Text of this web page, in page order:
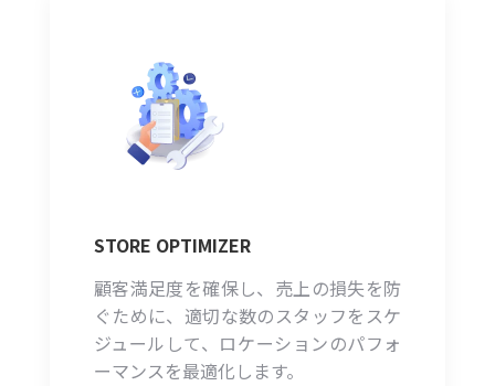
STORE OPTIMIZER
顧客満足度を確保し、売上の損失を防
ぐために、適切な数のスタッフをスケ
ジュールして、ロケーションのパフォ
ーマンスを最適化します。